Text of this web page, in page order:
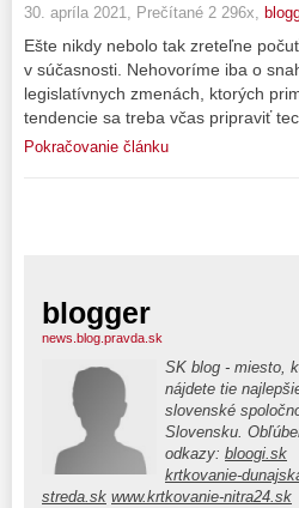
30. apríla 2021, Prečítané 2 296x,
Ešte nikdy nebolo tak zreteľne
v súčasnosti. Nehovoríme iba o
legislatívnych zmenách, ktorých
tendencie sa treba včas pripraviť
Pokračovanie článku
blogger
news.blog.pravda.sk
SK blog - miesto,
nájdete tie
slovenské
Slovensku.
odkazy: bloogi.sk
krtkovanie-
streda.sk www.krtkovanie-nitra24.sk